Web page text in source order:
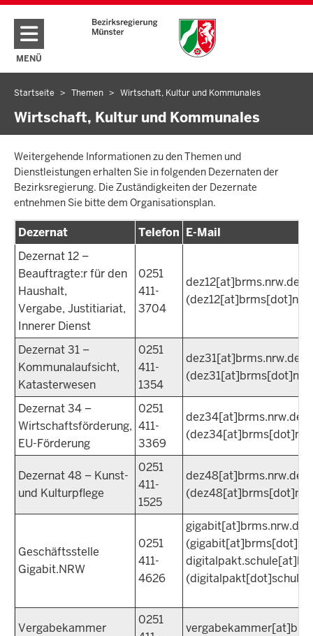
Direkt zum Inhalt
MENÜ
NAVIGATION AKTIVIEREN/DEAKTIVIEREN: HAUPTMENÜ
Sie
befinden
Startseite Themen Wirtschaft, Kultur und Kommunales
Wirtschaft, Kultur und Kommunales
Weitergehende Informationen zu den Themen und
Dienstleistungen erhalten Sie in folgenden Dezernaten der
Bezirksregierung. Die Zuständigkeiten der Dezernate
entnehmen Sie bitte dem Organisationsplan.
Dezernat Telefon E-Mail
Dezernat 12 –
Beauftragte:r für den
Haushalt,
Vergabe, Justitiariat,
Innerer Dienst
0251
411-
3704
dez12[at]brms.nrw.de
Dezernat 31 –
Kommunalaufsicht,
Katasterwesen
0251
411-
1354
dez31[at]brms.nrw.de
Dezernat 34 –
Wirtschaftsförderung,
EU-Förderung
0251
411-
3369
dez34[at]brms.nrw.de
Dezernat 48 – Kunst-
und Kulturpflege
0251
411-
1525
dez48[at]brms.nrw.de
Geschäftsstelle
Gigabit.NRW
0251
411-
4626
gigabit[at]brms.nrw.de
digitalpakt.schule[at]
Vergabekammer
0251
vergabekammer[at]